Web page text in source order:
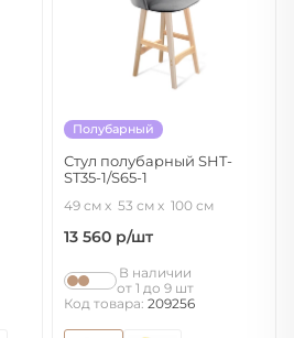
Полубарный
Стул полубарный SHT-
ST35-1/S65-1
49 см 53 см 100 см
13 560 р/шт
В наличии
от 1 до 9 шт
Код товара: 209256